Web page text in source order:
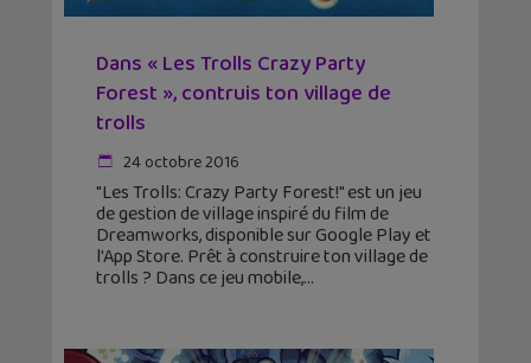
Dans « Les Trolls Crazy Party
Forest », contruis ton village de
trolls
24 octobre 2016
"Les Trolls: Crazy Party Forest!" est un jeu
de gestion de village inspiré du film de
Dreamworks, disponible sur Google Play et
l'App Store. Prêt à construire ton village de
trolls ? Dans ce jeu mobile,